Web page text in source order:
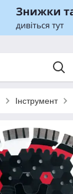
Інструмент